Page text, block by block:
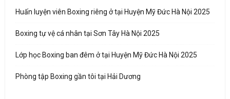
Huấn luyện viên Boxing riêng ở tại Huyện Mỹ Đức Hà Nội 2025
Boxing tự vệ cá nhân tại Sơn Tây Hà Nội 2025
Lớp học Boxing ban đêm ở tại Huyện Mỹ Đức Hà Nội 2025
Phòng tập Boxing gần tôi tại Hải Dương